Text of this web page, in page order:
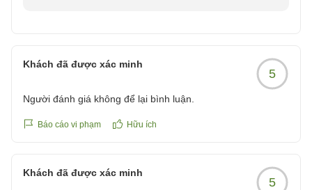
フ一同、お客様に心地よくお過ごしいただけましたこと
は何よりの励みでございます。また、富山ならではの美
味しいお米も、お食事の楽しみの一つとして味わってい
でお過ごしいただける宿屋を目指しより一層努めてまい
ございました。
Khách đã được xác minh
5
Người đánh giá không để lại bình luận.
Báo cáo vi phạm Hữu ích
Khách đã được xác minh
5